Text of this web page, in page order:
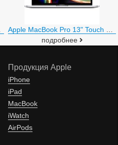
подробнее
Продукция Apple
iPhone
iPad
MacBook
iWatch
AirPods